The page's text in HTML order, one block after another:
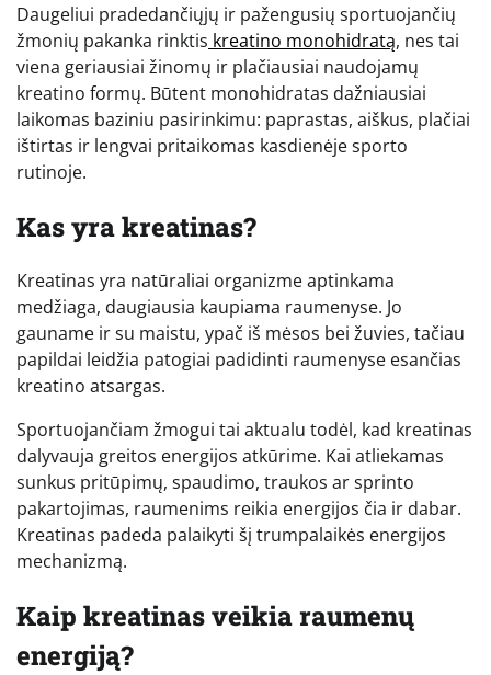
Daugeliui pradedančiųjų ir pažengusių sportuojančių
žmonių pakanka rinktis kreatino monohidratą, nes tai
viena geriausiai žinomų ir plačiausiai naudojamų
kreatino formų. Būtent monohidratas dažniausiai
laikomas baziniu pasirinkimu: paprastas, aiškus, plačiai
ištirtas ir lengvai pritaikomas kasdienėje sporto
rutinoje.
Kas yra kreatinas?
Kreatinas yra natūraliai organizme aptinkama
medžiaga, daugiausia kaupiama raumenyse. Jo
gauname ir su maistu, ypač iš mėsos bei žuvies, tačiau
papildai leidžia patogiai padidinti raumenyse esančias
kreatino atsargas.
Sportuojančiam žmogui tai aktualu todėl, kad kreatinas
dalyvauja greitos energijos atkūrime. Kai atliekamas
sunkus pritūpimų, spaudimo, traukos ar sprinto
pakartojimas, raumenims reikia energijos čia ir dabar.
Kreatinas padeda palaikyti šį trumpalaikės energijos
mechanizmą.
Kaip kreatinas veikia raumenų
energiją?